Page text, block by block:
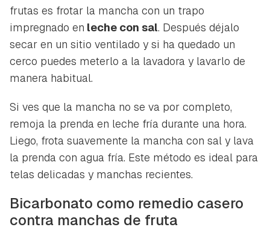
INICIAR SESIÓN CANCELAR
frutas es frotar la mancha con un trapo
impregnado en leche con sal. Después déjalo
secar en un sitio ventilado y si ha quedado un
cerco puedes meterlo a la lavadora y lavarlo de
manera habitual.
Si ves que la mancha no se va por completo,
remoja la prenda en leche fría durante una hora.
Liego, frota suavemente la mancha con sal y lava
la prenda con agua fría. Este método es ideal para
telas delicadas y manchas recientes.
Bicarbonato como remedio casero
contra manchas de fruta